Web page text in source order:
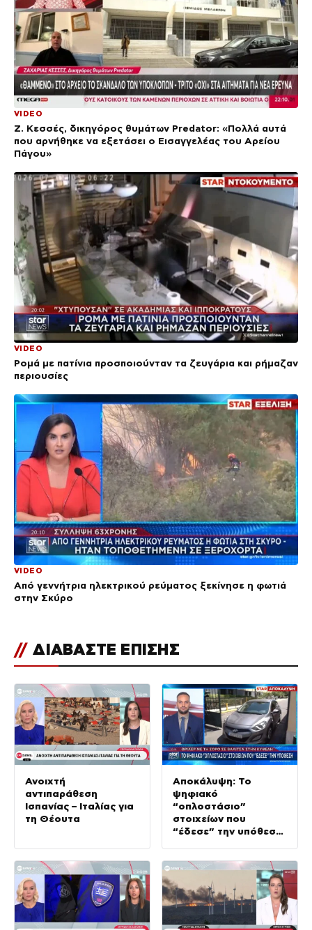
VIDEO
Ζ. Κεσσές, δικηγόρος θυμάτων Predator: «Πολλά αυτά
που αρνήθηκε να εξετάσει ο Εισαγγελέας του Αρείου
Πάγου»
VIDEO
Ρομά με πατίνια προσποιούνταν τα ζευγάρια και ρήμαζαν
περιουσίες
VIDEO
Από γεννήτρια ηλεκτρικού ρεύματος ξεκίνησε η φωτιά
στην Σκύρο
// ΔΙΑΒΑΣΤΕ ΕΠΙΣΗΣ
Ανοιχτή
αντιπαράθεση
Ισπανίας – Ιταλίας για
τη Θέουτα
Αποκάλυψη: Το
ψηφιακό
“οπλοστάσιο”
στοιχείων που
“έδεσε” την υπόθεση